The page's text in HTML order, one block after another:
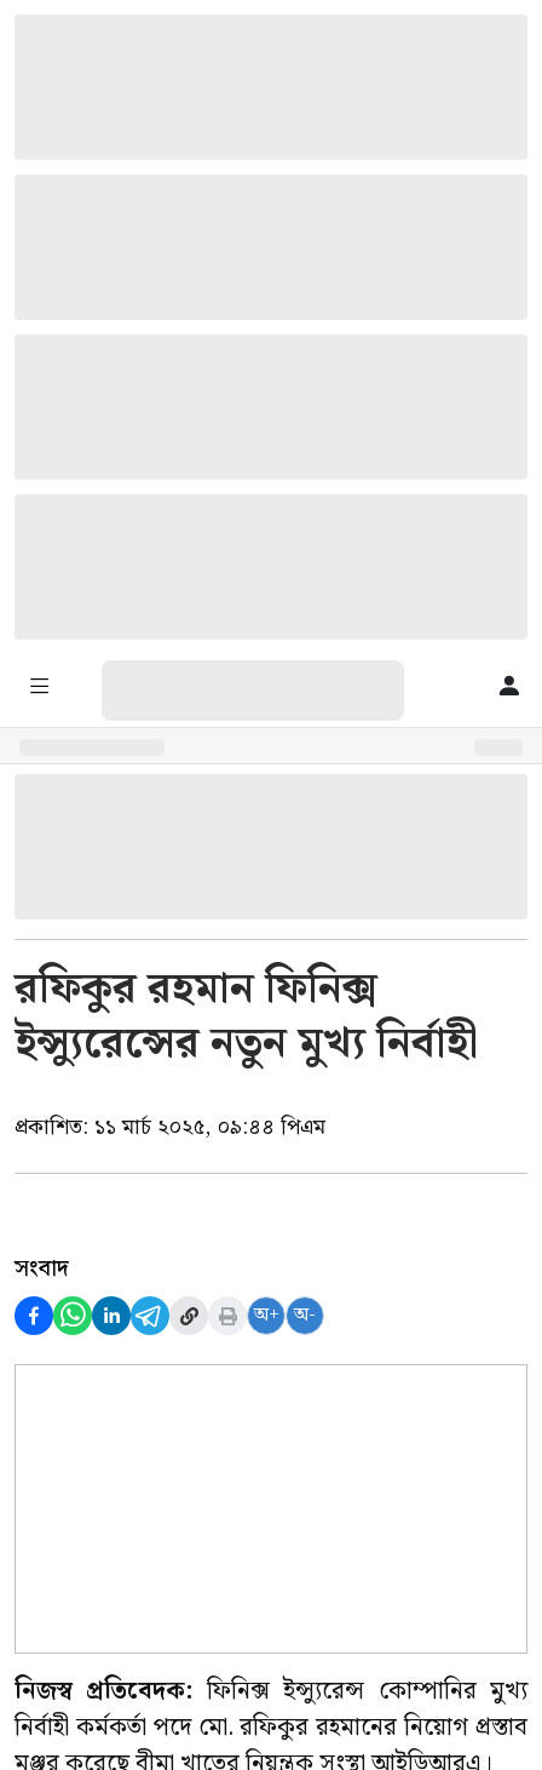
রফিকুর রহমান ফিনিক্স
ইন্স্যুরেন্সের নতুন মুখ্য নির্বাহী
প্রকাশিত: ১১ মার্চ ২০২৫, ০৯:৪৪ পিএম
সংবাদ
অ+ অ-
নিজস্ব প্রতিবেদক:ফিনিক্স ইন্স্যুরেন্স কোম্পানির মুখ্য
নির্বাহী কর্মকর্তা পদে মো. রফিকুর রহমানের নিয়োগ প্রস্তাব